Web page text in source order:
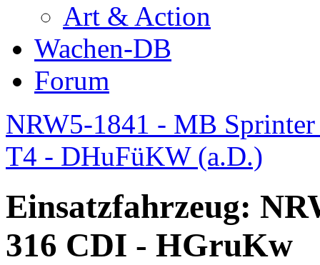
Art & Action
Wachen-DB
Forum
NRW5-1841 - MB
T4 - DHuFüKW (a.D.)
Einsatzfahrzeug:
316 CDI - HGruKw